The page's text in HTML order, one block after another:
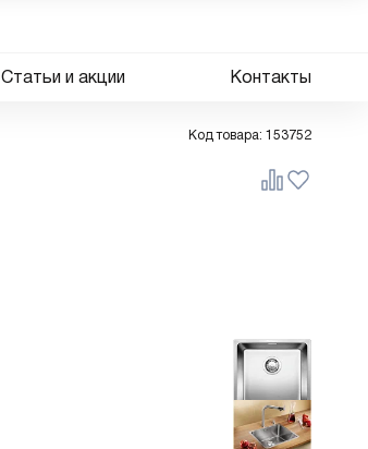
Статьи и акции Контакты
Код товара: 153752